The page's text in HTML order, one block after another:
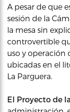
A pesar de que
sesión de la
la mesa sin
controvertible
uso y operación
ubicadas en el
La Parguera.
El Proyecto de